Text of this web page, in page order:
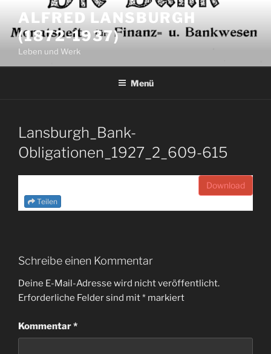
Inhalt
springen
ALFRED LANSBURGH
(1872-1937)
Leben und Werk
Menü
Lansburgh_Bank-
Obligationen_1927_2_609-615
Download
Teilen
Schreibe einen Kommentar
Deine E-Mail-Adresse wird nicht veröffentlicht.
Erforderliche Felder sind mit* markiert
Kommentar*